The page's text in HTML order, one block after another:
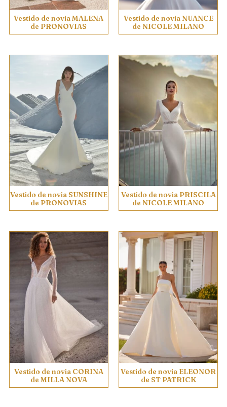
Vestido de novia MALENA
de PRONOVIAS
Vestido de novia NUANCE
de NICOLE MILANO
Vestido de novia SUNSHINE
de PRONOVIAS
Vestido de novia PRISCILA
de NICOLE MILANO
Vestido de novia CORINA
de MILLA NOVA
Vestido de novia ELEONOR
de ST PATRICK